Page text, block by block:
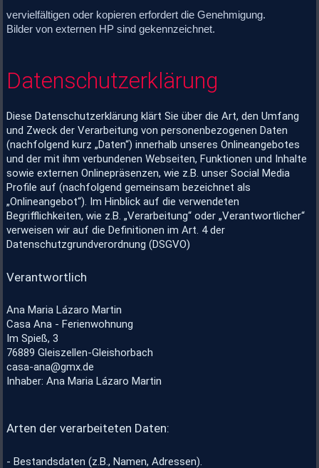
vervielfältigen oder kopieren erfordert die Genehmigung.
Bilder von externen HP sind gekennzeichnet.
Datenschutzerklärung
Diese Datenschutzerklärung klärt Sie über die Art, den Umfang
und Zweck der Verarbeitung von personenbezogenen Daten
(nachfolgend kurz „Daten“) innerhalb unseres Onlineangebotes
und der mit ihm verbundenen Webseiten, Funktionen und Inhalte
sowie externen Onlinepräsenzen, wie z.B. unser Social Media
Profile auf (nachfolgend gemeinsam bezeichnet als
„Onlineangebot“). Im Hinblick auf die verwendeten
Begrifflichkeiten, wie z.B. „Verarbeitung“ oder „Verantwortlicher“
verweisen wir auf die Definitionen im Art. 4 der
Datenschutzgrundverordnung (DSGVO)
Verantwortlich
Ana Maria Lázaro Martin
Casa Ana - Ferienwohnung
Im Spieß, 3
76889 Gleiszellen-Gleishorbach
casa-ana@gmx.de
Inhaber: Ana Maria Lázaro Martin
Arten der verarbeiteten Daten:
- Bestandsdaten (z.B., Namen, Adressen).